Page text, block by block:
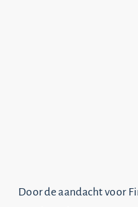
Door de aandacht voor